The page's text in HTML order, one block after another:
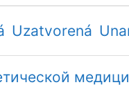
Uzatvorená